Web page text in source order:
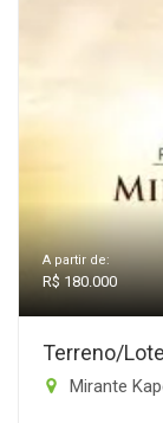
A partir de:
R$ 180.000
Terreno/
Mirante